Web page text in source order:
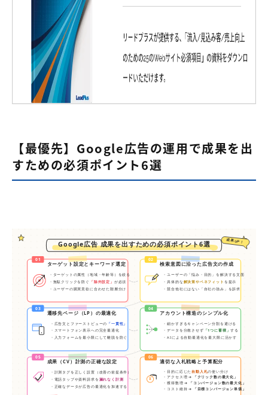
【最優先】Google広告の運用で成果を出
すための必須ポイント6選
Google広告 成果を出すための必須ポイント6選
01
ターゲット設定とキーワード選定
・ターゲットの属性（地域・年齢等）を絞る
・無駄クリックを防ぐ 「除外設定」 が必須
・ユーザーの購買意欲に合わせた階層分け
02
検索意図に沿った広告文の作成
・ユーザーの「悩み・目的」を解決する文面
・具体的な解決策やベネフィット を提示
・競合他社にはない「自社の強み」を訴求
03
遷移先ページ（LP）の最適化
・広告文とファーストビューの 「一貫性」
・スマートフォン表示への完全最適化
・入力フォームを最小限にして離脱を防ぐ
04
アカウント構造のシンプル化
・細かすぎるキャンペーン分割を避ける
・データを分散させず 「1つに蓄積」 する
・AIによる自動最適化を最大限に活かす
05
成果（CV）計測の正確な設定
・計測タグを正しく設置（改善の前提条件）
・電話タップや資料請求を 漏れなく計測
・正確なデータが広告の最適化を加速する
06
適切な入札戦略と予算配分
¥
・目的に応じた 自動入札の使い分け
・アクセス増 ➔
「クリック数の最大化」
・獲得数増 ➔
「コンバージョン数の最大化」
・コスト維持 ➔
「目標コンバージョン単価」
成果UP！